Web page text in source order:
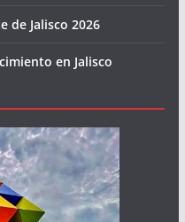
de Jalisco 2026
en Jalisco